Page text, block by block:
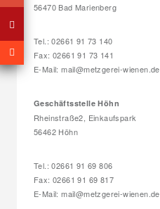
56470 Bad Marienberg
Tel.: 02661 91 73 140
Fax: 02661 91 73 141
E-Mail: mail@metzgerei-wienen.de
Geschäftsstelle Höhn
Rheinstraße2, Einkaufspark
56462 Höhn
Tel.: 02661 91 69 806
Fax: 02661 91 69 817
E-Mail: mail@metzgerei-wienen.de